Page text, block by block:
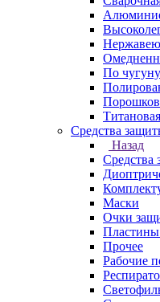
По чугуну
Средства
Назад
Средства
Маски
Очки
Прочее
Рабочие